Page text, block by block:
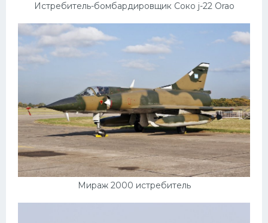
Истребитель-бомбардировщик Соко j-22 Orao
Мираж 2000 истребитель